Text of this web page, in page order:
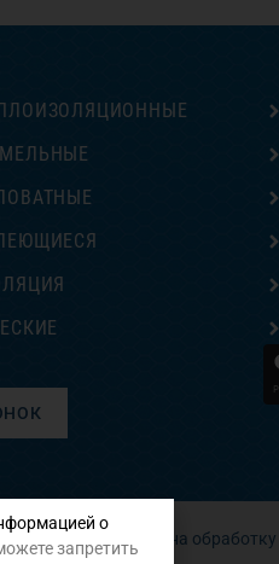
Согласие на
о
запретить